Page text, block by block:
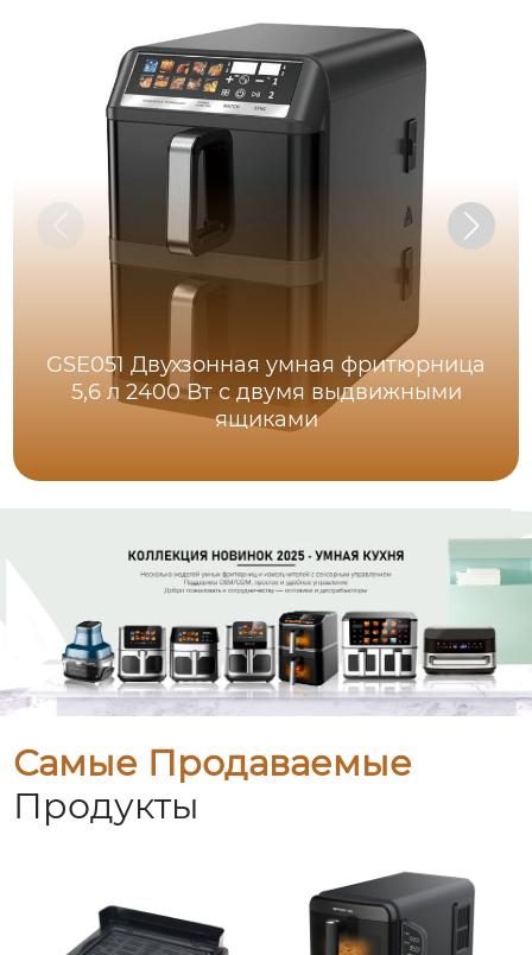
GSE051 Двухзонная умная фритюрница
5,6 л 2400 Вт с двумя выдвижными
ящиками
Самые Продаваемые
Продукты